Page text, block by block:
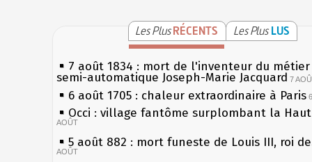
Les PlusRÉCENTS Les Plus LUS
7 août 1834 : mort de l'inventeur du
semi-automatique Joseph-Marie Jacquard 7
6 août 1705 : chaleur extraordinaire à Paris
Occi : village fantôme surplombant la
AOÛT
5 août 882 : mort funeste de Louis III, roi
AOÛT